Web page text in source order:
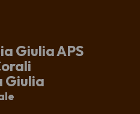
Giulia APS
Giulia